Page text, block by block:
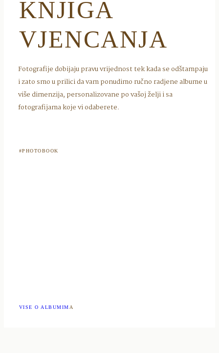
KNJIGA
VJENCANJA
Fotografije dobijaju pravu vrijednost tek kada se odštampaju
i zato smo u prilici da vam ponudimo ručno radjene albume u
više dimenzija, personalizovane po vašoj želji i sa
fotografijama koje vi odaberete.
#PHOTOBOOK
VISE O ALBUMIMA